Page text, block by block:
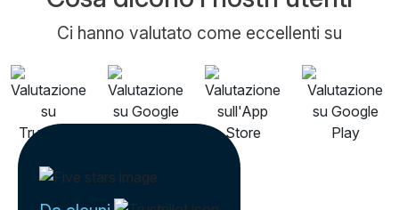
Ci hanno valutato come eccellenti su